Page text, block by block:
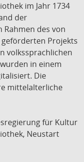
im Jahr 1734
der
Rahmen des von
Projekts
volkssprachlichen
in einem
Die
mittelalterliche
für Kultur
Neustart